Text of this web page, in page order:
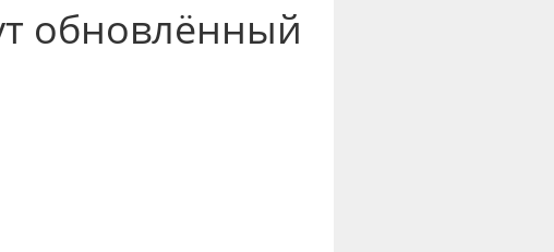
обновлённый